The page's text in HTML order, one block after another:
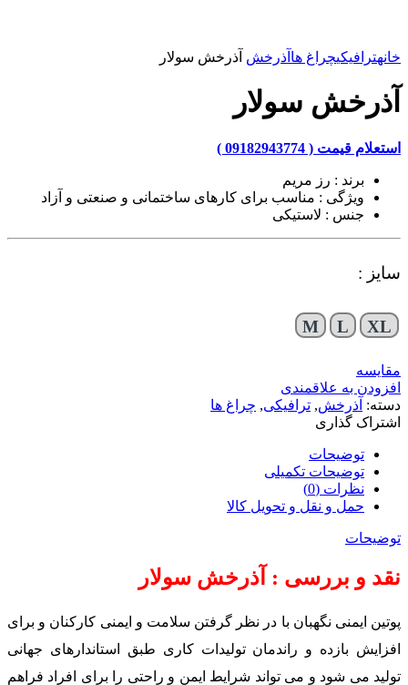
خانهترافیکیچراغ ها آذرخش آذرخش سولار
آذرخش سولار
استعلام قیمت ( 09182943774 )
برند : رز مریم
ویژگی : مناسب برای کارهای ساختمانی و صنعتی و آزاد
جنس : لاستیکی
سایز :
M L XL
مقایسه
افزودن به علاقمندی
دسته: آذرخش, ترافیکی, چراغ ها
اشتراک گذاری
توضیحات
توضیحات تکمیلی
نظرات (0)
حمل و نقل و تحویل کالا
توضیحات
نقد و بررسی : آذرخش سولار
پوتین ایمنی نگهبان با در نظر گرفتن سلامت و ایمنی کارکنان و برای
افزایش بازده و راندمان تولیدات کاری طبق استاندارهای جهانی
تولید می شود و می تواند شرایط ایمن و راحتی را برای افراد فراهم